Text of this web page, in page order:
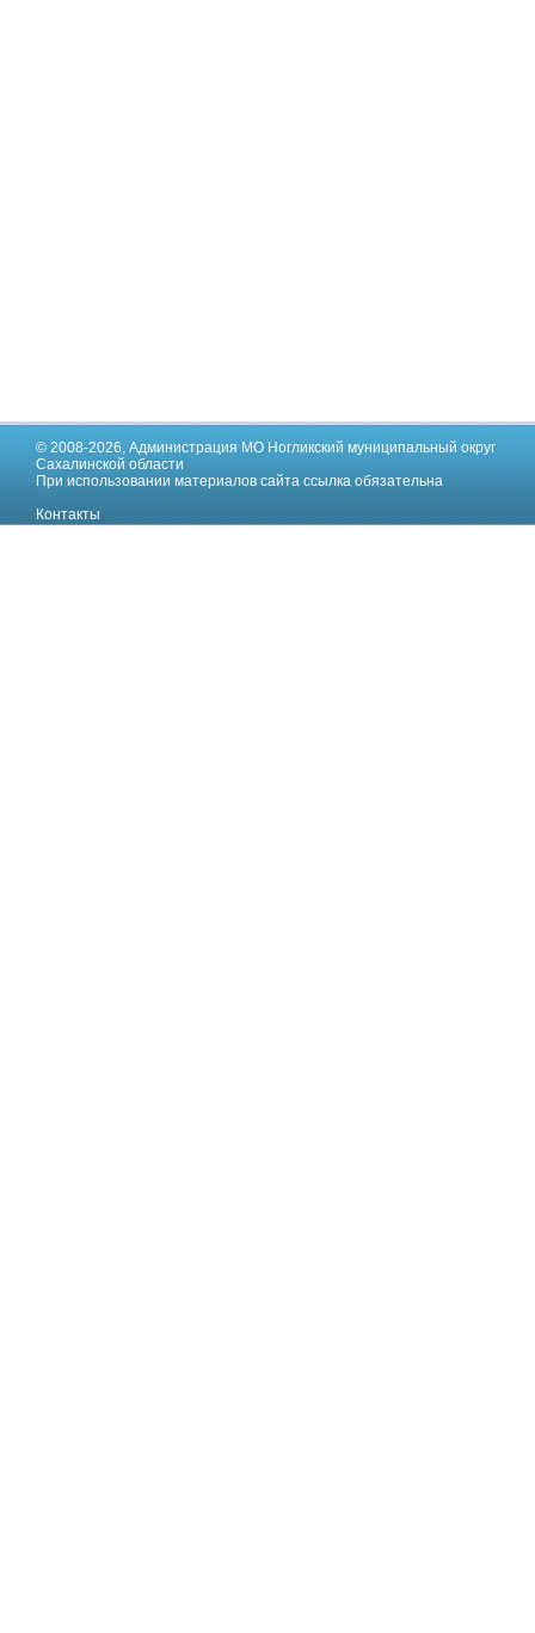
© 2008-2026,Администрация МО Ногликский муниципальный округ
Сахалинской области
При использовании материалов сайта ссылка обязательна
Контакты